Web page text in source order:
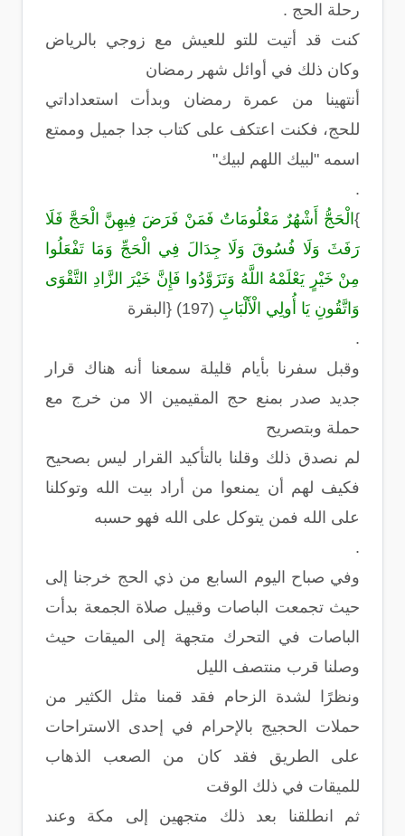
رحلة الحج .
كنت قد أتيت للتو للعيش مع زوجي بالرياض
وكان ذلك في أوائل شهر رمضان
أنتهينا من عمرة رمضان وبدأت استعداداتي
للحج، فكنت اعتكف على كتاب جدا جميل وممتع
اسمه "لبيك اللهم لبيك"
.
{ الْحَجُّ أَشْهُرٌ مَعْلُومَاتٌ فَمَنْ فَرَضَ فِيهِنَّ الْحَجَّ فَلَا
رَفَثَ وَلَا فُسُوقَ وَلَا جِدَالَ فِي الْحَجِّ وَمَا تَفْعَلُوا
مِنْ خَيْرٍ يَعْلَمْهُ اللَّهُ وَتَزَوَّدُوا فَإِنَّ خَيْرَ الزَّادِ التَّقْوَى
وَاتَّقُونِ يَا أُولِي الْأَلْبَابِ } (197) البقرة
.
وقبل سفرنا بأيام قليلة سمعنا أنه هناك قرار
جديد صدر بمنع حج المقيمين الا من خرج مع
حملة وبتصريح
لم نصدق ذلك وقلنا بالتأكيد القرار ليس بصحيح
فكيف لهم أن يمنعوا من أراد بيت الله وتوكلنا
على الله فمن يتوكل على الله فهو حسبه
.
وفي صباح اليوم السابع من ذي الحج خرجنا إلى
حيث تجمعت الباصات وقبيل صلاة الجمعة بدأت
الباصات في التحرك متجهة إلى الميقات حيث
وصلنا قرب منتصف الليل
ونظرًا لشدة الزحام فقد قمنا مثل الكثير من
حملات الحجيج بالإحرام في إحدى الاستراحات
على الطريق فقد كان من الصعب الذهاب
للميقات في ذلك الوقت
ثم انطلقنا بعد ذلك متجهين إلى مكة وعند